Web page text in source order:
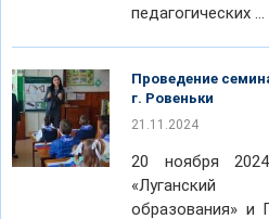
педагогических …
Проведение
г. Ровеньки
21.11.2024
20 ноября
«Луганский
образования» и